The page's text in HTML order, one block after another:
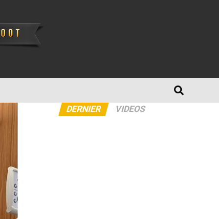
DERNIER VIDEOS